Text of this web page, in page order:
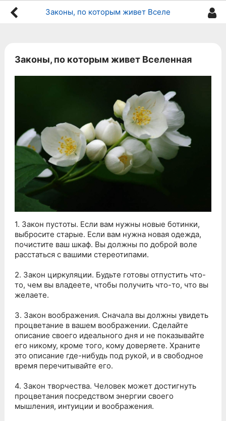
Законы, по которым живет Вселенная
1. Закон пустоты. Если вам нужны новые ботинки,
выбросите старые. Если вам нужна новая одежда,
почистите ваш шкаф. Вы должны по доброй воле
расстаться с вашими стереотипами.
2. Закон циркуляции. Будьте готовы отпустить что-
то, чем вы владеете, чтобы получить что-то, что вы
желаете.
3. Закон воображения. Сначала вы должны увидеть
процветание в вашем воображении. Сделайте
описание своего идеального дня и не показывайте
его никому, кроме того, кому доверяете. Храните
это описание где-нибудь под рукой, и в свободное
время перечитывайте его.
4. Закон творчества. Человек может достигнуть
процветания посредством энергии своего
мышления, интуиции и воображения.